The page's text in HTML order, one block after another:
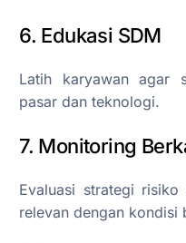
6. Edukasi SDM
Latih karyawan agar
pasar dan teknologi.
7. Monitoring
Evaluasi strategi
relevan dengan kondisi